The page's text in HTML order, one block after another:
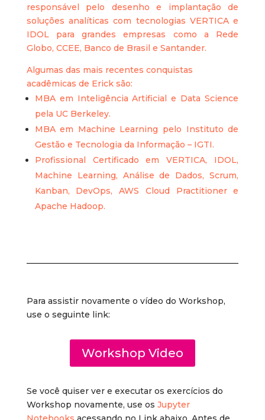
responsável pelo desenho e implantação de
soluções analíticas com tecnologias VERTICA e
IDOL para grandes empresas como a Rede
Globo, CCEE, Banco de Brasil e Santander.
Algumas das mais recentes conquistas
acadêmicas de Erick são:
MBA em Inteligência Artificial e Data Science
pela UC Berkeley.
MBA em Machine Learning pelo Instituto de
Gestão e Tecnologia da Informação – IGTI.
Profissional Certificado em VERTICA, IDOL,
Machine Learning, Análise de Dados, Scrum,
Kanban, DevOps, AWS Cloud Practitioner e
Apache Hadoop.
Para assistir novamente o vídeo do Workshop,
use o seguinte link:
Workshop Video
Se você quiser ver e executar os exercícios do
Workshop novamente, use os Jupyter